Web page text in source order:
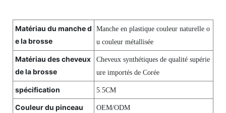
Matériau du manche d
e la brosse
Manche en plastique couleur naturelle o
u couleur métallisée
Matériau des cheveux
de la brosse
Cheveux synthétiques de qualité supérie
ure importés de Corée
spécification 5.5CM
Couleur du pinceau OEM/ODM